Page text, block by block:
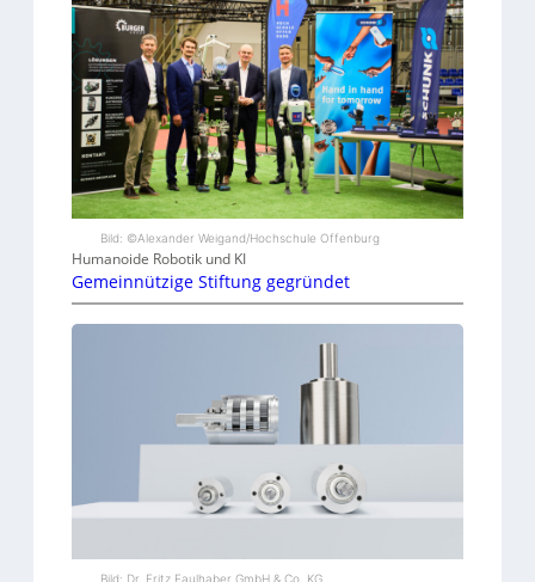
Bild: ©Alexander Weigand/Hochschule Offenburg
Humanoide Robotik und KI
Gemeinnützige Stiftung gegründet
Bild: Dr. Fritz Faulhaber GmbH & Co. KG